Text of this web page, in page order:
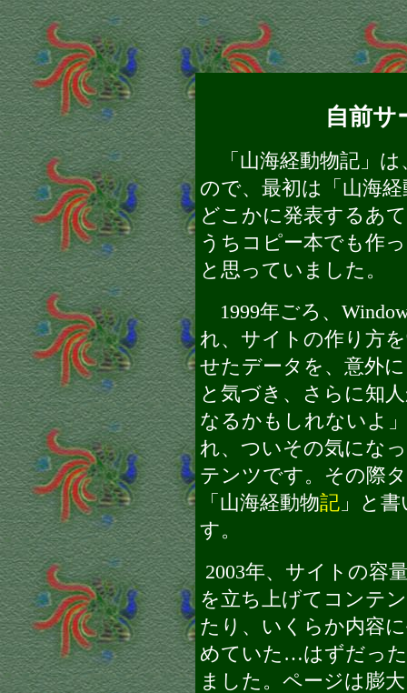
自前サ
「山海経動物記」は
ので、最初は「山海経
どこかに発表するあ
うちコピー本でも作
と思っていました。
1999年ごろ、
れ、サイトの作り方
せたデータを、意外
と気づき、さらに知
なるかもしれないよ
れ、ついその気にな
テンツです。その際
「山海経動物記 」と
す。
2003年、サイトの容
を立ち上げてコンテ
たり、いくらか内容
めていた…はずだっ
ました。ページは膨